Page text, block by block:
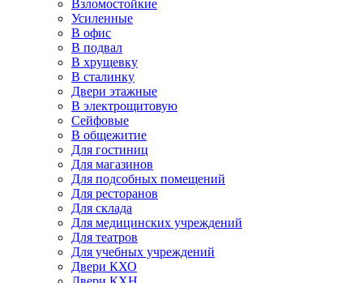
Взломостойкие
Усиленные
В офис
В подвал
В хрущевку
В сталинку
Двери этажные
В электрощитовую
Сейфовые
В общежитие
Для гостиниц
Для магазинов
Для подсобных помещений
Для ресторанов
Для склада
Для медицинских учреждений
Для театров
Для учебных учреждений
Двери КХО